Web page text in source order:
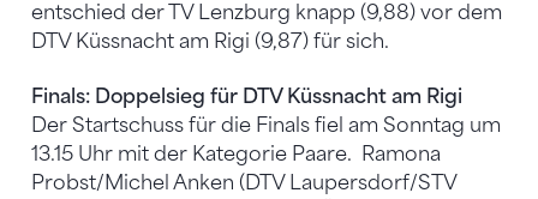
entschied der TV Lenzburg knapp (9,88) vor dem
DTV Küssnacht am Rigi (9,87) für sich.
Finals: Doppelsieg für DTV Küssnacht am Rigi
Der Startschuss für die Finals fiel am Sonntag um
13.15 Uhr mit der Kategorie Paare. Ramona
Probst/Michel Anken (DTV Laupersdorf/STV